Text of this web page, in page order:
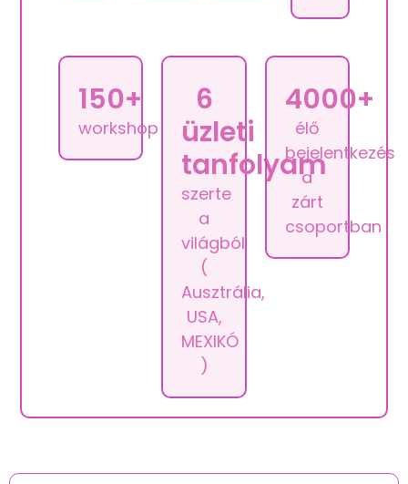
150+
workshop
6
üzleti
tanfolyam
szerte
a
világból
(
Ausztrália,
USA,
MEXIKÓ
)
4000+
élő
bejelentkezés
a
zárt
csoportban